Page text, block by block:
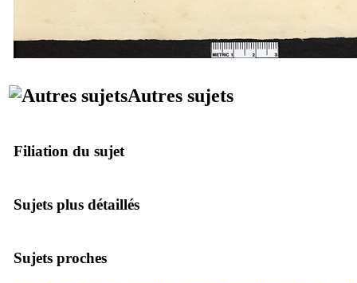
Autres sujets
Filiation du sujet
Sujets plus détaillés
Sujets proches